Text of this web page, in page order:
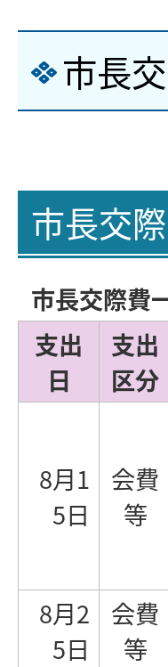
市長
市長交
市長交際費
支出
日
支出
区分
8月1
5日
会費
等
8月2
5日
会費
等